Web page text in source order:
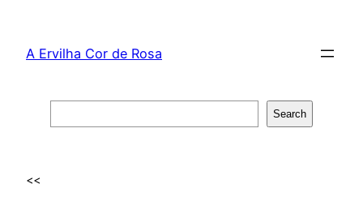
content
A Ervilha Cor de Rosa
Search
<<